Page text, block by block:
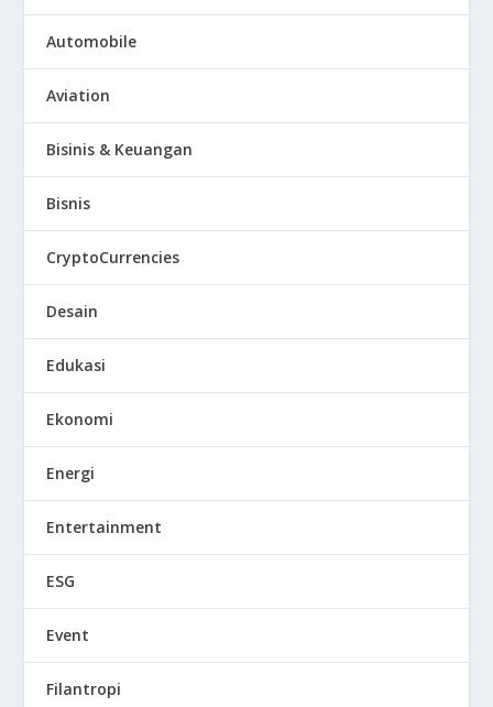
Automobile
Aviation
Bisinis & Keuangan
Bisnis
CryptoCurrencies
Desain
Edukasi
Ekonomi
Energi
Entertainment
ESG
Event
Filantropi